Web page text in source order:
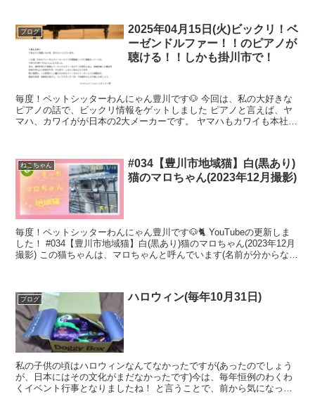
ブログ
2025年04月15日(火)ビックリ！ベ
ーゼンドルファー！！のピアノが
聴ける！！しかも掛川市で！
毎度！ペットシッターわんにゃん豊川です🐶 今回は、私の大好きな
ピアノの話で、ビックリ情報をゲットしました ピアノと言えば、ヤ
マハ、カワイがが日本の2大メーカーです。 ヤマハもカワイも本社が
ねこちゃん
#034【豊川市地域猫】白(黒あり)
猫のマロちゃん(2023年12月撮影)
毎度！ペットシッターわんにゃん豊川です🐶🐈 YouTubeの更新しま
した！ #034【豊川市地域猫】白(黒あり)猫のマロちゃん(2023年12月
撮影) この猫ちゃんは、マロちゃんと呼んでいます(名前が分からない
ブログ ハロウィン(毎年10月31日)
私の子供の頃はハロウィンなんてなかったですが(あったのでしょう
が、日本にはその文化がまだなかったです)今は、毎年恒例のわくわ
くイベント行事となりましたね！ と言うことで、前から気になって